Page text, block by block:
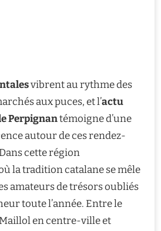
vibrent au rythme des
aux puces, et l’actu
Perpignantémoigne d’une
autour de ces rendez-
cette région
la tradition catalane se mêle
amateurs de trésors oubliés
toute l’année. Entre le
en centre-ville et